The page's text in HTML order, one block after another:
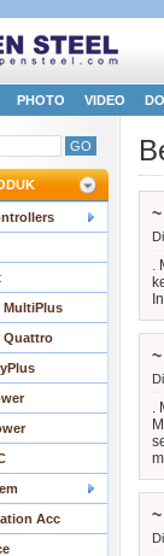
PHOTO VIDEO
MultiPlus
Quattro
Acc
.
.